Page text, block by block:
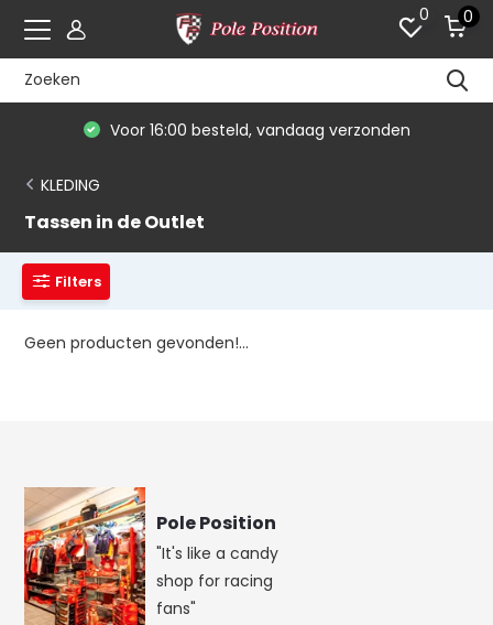
0 0
Voor 16:00 besteld, vandaag verzonden
KLEDING
Tassen in de Outlet
Filters
Geen producten gevonden!...
Pole Position
"It's like a candy
shop for racing
fans"